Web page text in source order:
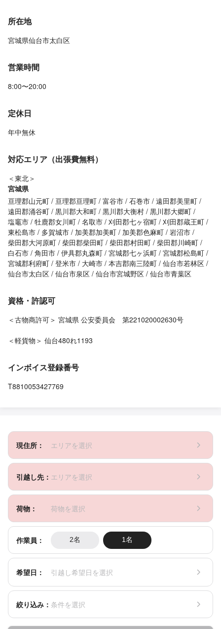
所在地
宮城県仙台市太白区
営業時間
8:00〜20:00
定休日
年中無休
対応エリア（出張費無料）
＜東北＞
宮城県
亘理郡山元町
亘理郡亘理町 富谷市 石巻市 遠田郡美里町
遠田郡涌谷町 黒川郡大和町 黒川郡大衡村 黒川郡大郷町
塩竈市 牡鹿郡女川町 名取市 刈田郡七ヶ宿町 刈田郡蔵王町
東松島市
多賀城市 加美郡加美町 加美郡色麻町 岩沼市
柴田郡大河原町
柴田郡柴田町 柴田郡村田町
柴田郡川崎町
白石市 角田市 伊具郡丸森町 宮城郡七ヶ浜町 宮城郡松島町
宮城郡利府町 登米市 大崎市 本吉郡南三陸町 仙台市若林区
仙台市太白区 仙台市泉区 仙台市宮城野区 仙台市青葉区
資格・許認可
＜古物商許可＞ 宮城県 公安委員会 第221020002630号
＜軽貨物＞ 仙台480れ1193
インボイス登録番号
T8810053427769
現住所： エリアを選択
引越し先： エリアを選択
荷物： 荷物を選択
作業員： 2名 1名
希望日： 引越し希望日を選択
絞り込み： 条件を選択